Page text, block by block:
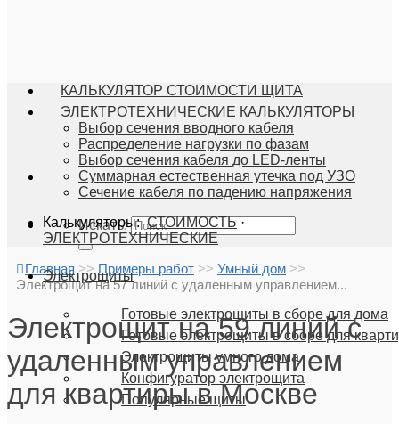
Искать:
Электрощиты
Готовые электрощиты в сборе для дома
Готовые электрощиты в сборе для
Электрощиты умного дома
Конфигуратор электрощита
Популярные щиты
КАЛЬКУЛЯТОР СТОИМОСТИ ЩИТА
ЭЛЕКТРОТЕХНИЧЕСКИЕ КАЛЬКУЛЯТОРЫ
Выбор сечения вводного кабеля
Распределение нагрузки по фазам
Выбор сечения кабеля до LED-ленты
Суммарная естественная утечка под УЗО
Сечение кабеля по падению напряжения
Калькуляторы:СТОИМОСТЬ·
ЭЛЕКТРОТЕХНИЧЕСКИЕ
Главная >> Примеры работ >> Умный дом >>
Электрощит на 57 линий с удаленным управлением...
Электрощит на 59 линий с
удаленным управлением
для квартиры в Москве